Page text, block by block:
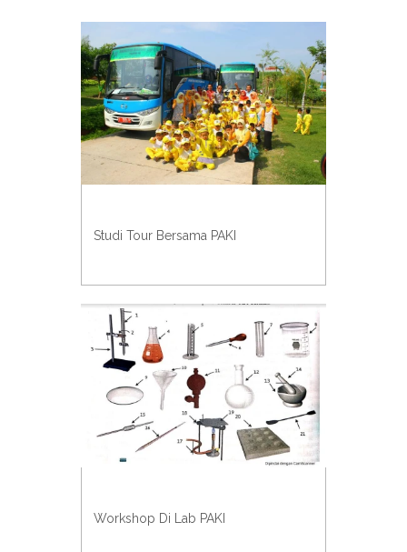
Studi Tour Bersama PAKI
Workshop Di Lab PAKI